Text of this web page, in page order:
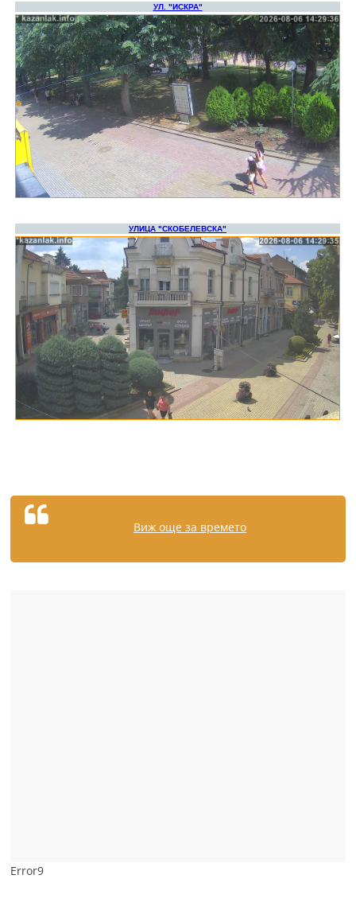
Виж още за времето
Error9